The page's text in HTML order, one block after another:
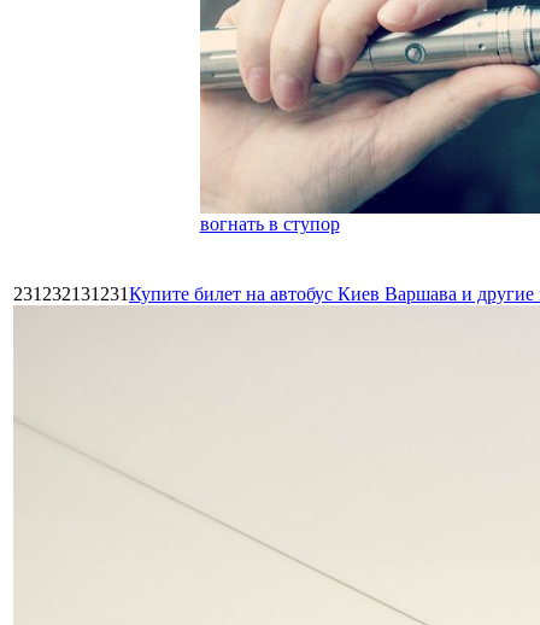
вогнать в ступор
231232131231Купите билет на автобус Киев Варшава и